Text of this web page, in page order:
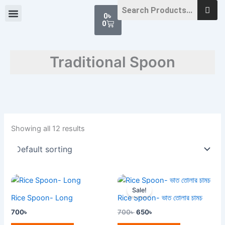
0৳
0
Cart
Traditional Spoon
Showing all 12 results
Rice Spoon- Long
700৳
Sale!
Rice Spoon- ভাত তোলার চামচ
700৳
Original
price
was:
700৳ .
650৳
Current
price
is:
650৳ .